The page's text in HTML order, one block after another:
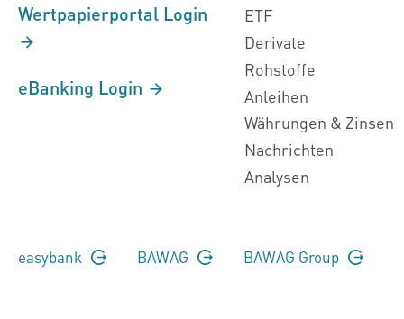
Wertpapierportal Login
eBanking Login
ETF
Derivate
Rohstoffe
Anleihen
Währungen & Zinsen
Nachrichten
Analysen
easybank BAWAG BAWAG Group